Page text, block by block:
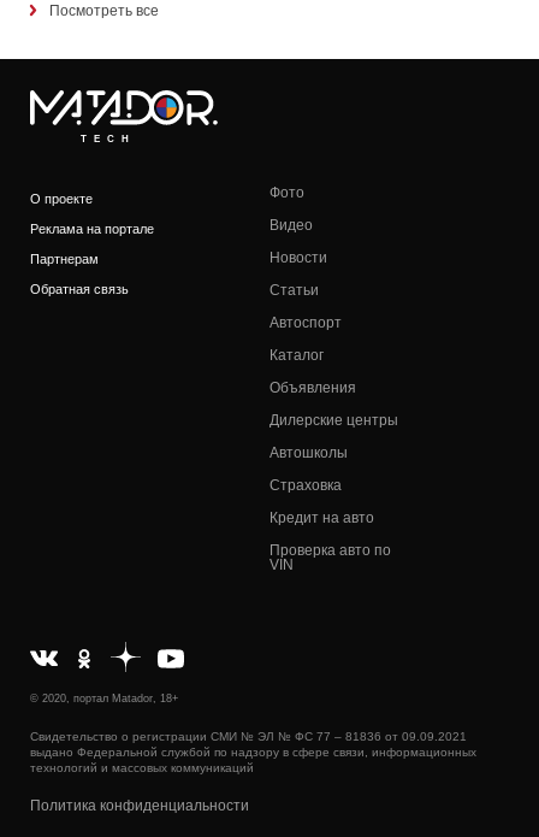
Посмотреть все
TECH
О проекте
Реклама на портале
Партнерам
Обратная связь
Фото
Видео
Новости
Статьи
Автоспорт
Каталог
Объявления
Дилерские центры
Автошколы
Страховка
Кредит на авто
Проверка авто по
VIN
© 2020, портал Matador, 18+
Свидетельство о регистрации СМИ № ЭЛ № ФС 77 – 81836 от 09.09.2021
выдано Федеральной службой по надзору в сфере связи, информационных
технологий и массовых коммуникаций
Политика конфиденциальности